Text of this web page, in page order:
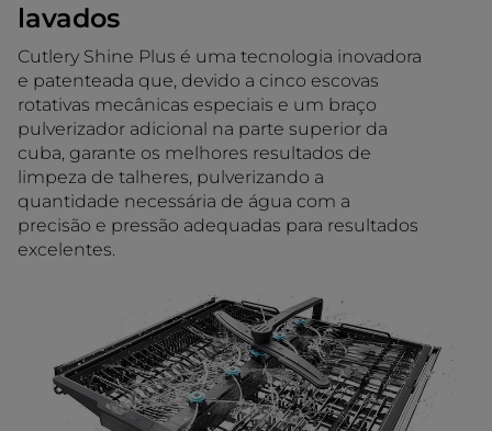
lavados
Cutlery Shine Plus é uma tecnologia inovadora
e patenteada que, devido a cinco escovas
rotativas mecânicas especiais e um braço
pulverizador adicional na parte superior da
cuba, garante os melhores resultados de
limpeza de talheres, pulverizando a
quantidade necessária de água com a
precisão e pressão adequadas para resultados
excelentes.